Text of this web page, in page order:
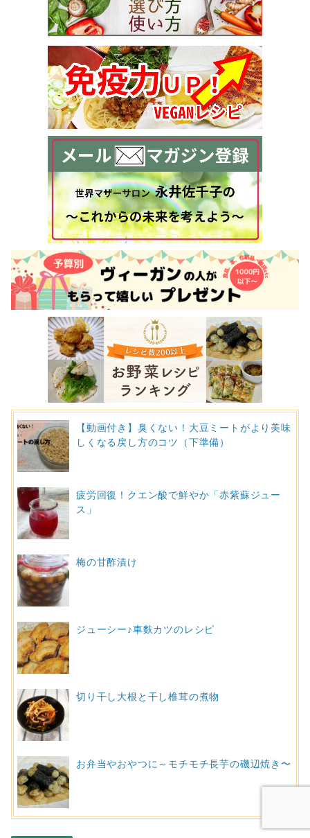
【動画付き】臭くない！大豆ミートがより美味
しくなる戻し方のコツ（下準備）
疲労回復！クエン酸で鮮やか「赤紫蘇ジュー
ス」
梅の甘酢漬け
ジューシー♪車麩カツのレシピ
切り干し大根と干し椎茸の煮物
お弁当やおやつに～モチモチ長芋の磯辺焼き〜